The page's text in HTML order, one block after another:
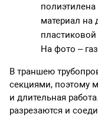
материал на
На фото –
В траншею
секциями, поэтому
и длительная
разрезаются и